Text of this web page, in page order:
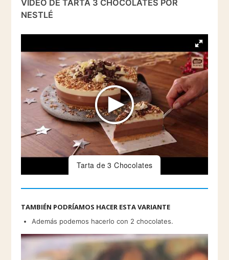
VÍDEO DE TARTA 3 CHOCOLATES POR
NESTLÉ
Tarta de 3 Chocolates
TAMBIÉN PODRÍAMOS HACER ESTA VARIANTE
Además podemos hacerlo con 2 chocolates.